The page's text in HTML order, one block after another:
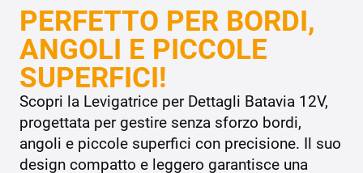
PERFETTO PER BORDI,
ANGOLI E PICCOLE
SUPERFICI!
Scopri la Levigatrice per Dettagli Batavia 12V,
progettata per gestire senza sforzo bordi,
angoli e piccole superfici con precisione. Il suo
design compatto e leggero garantisce una